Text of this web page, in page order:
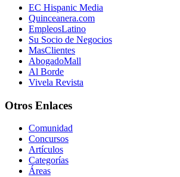
EC Hispanic Media
Quinceanera.com
EmpleosLatino
Su Socio de Negocios
MasClientes
AbogadoMall
Al Borde
Vivela Revista
Otros Enlaces
Comunidad
Concursos
Artículos
Categorías
Áreas